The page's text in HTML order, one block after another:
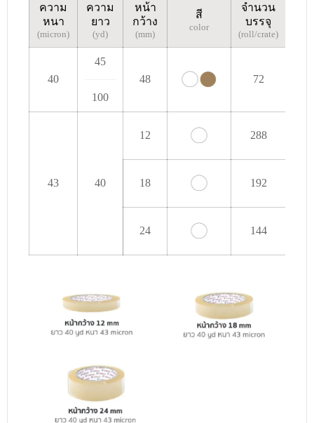
ความ
หนา
(micron)
ความ
ยาว
(yd)
หน้า
กว้าง
(mm)
สี
color
จำนวน
บรรจุ
(roll/crate)
40
45
100
48 72
43 40
12 288
18 192
24 144